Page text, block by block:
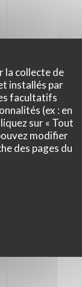
la collecte de
installés par
facultatifs
(ex : en
sur « Tout
modifier
des pages du